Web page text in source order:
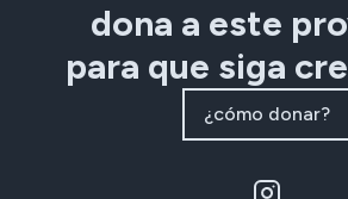
dona a este
para que siga
¿cómo donar?